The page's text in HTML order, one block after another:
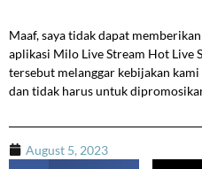
Maaf, saya tidak dapat
aplikasi Milo Live Stream Hot Live
tersebut melanggar kebijakan
dan tidak harus untuk
August 5, 2023